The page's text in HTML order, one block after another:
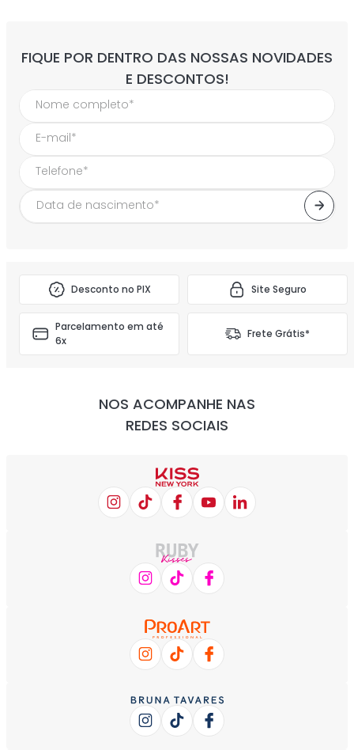
FIQUE POR DENTRO DAS NOSSAS NOVIDADES
E DESCONTOS!
Desconto no PIX Site Seguro
Parcelamento em até
6x
Frete Grátis*
NOS ACOMPANHE NAS
REDES SOCIAIS